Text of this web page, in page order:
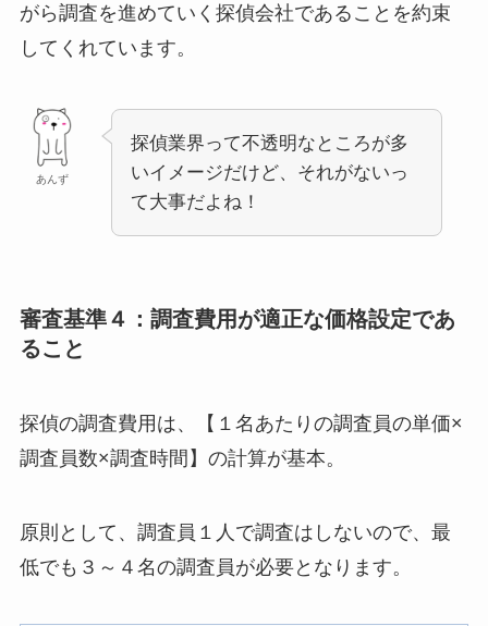
がら調査を進めていく探偵会社であることを約束
してくれています。
あんず
探偵業界って不透明なところが多
いイメージだけど、それがないっ
て大事だよね！
審査基準４：調査費用が適正な価格設定であ
ること
探偵の調査費用は、【１名あたりの調査員の単価×
調査員数×調査時間】の計算が基本。
原則として、調査員１人で調査はしないので、最
低でも３～４名の調査員が必要となります。